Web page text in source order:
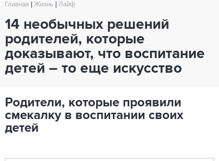
Главная Жизнь Лайф
14 необычных решений
родителей, которые
доказывают, что воспитание
детей – то еще искусство
Родители, которые проявили
смекалку в воспитании своих
детей